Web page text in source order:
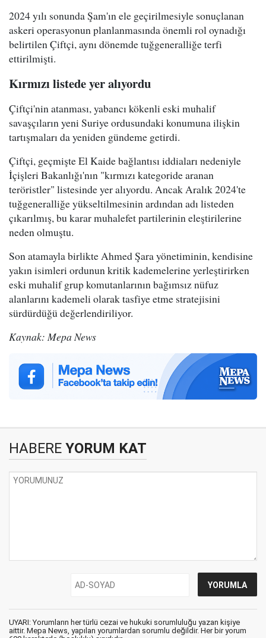
2024 yılı sonunda Şam'ın ele geçirilmesiyle sonuçlanan
askeri operasyonun planlanmasında önemli rol oynadığı
belirtilen Çiftçi, aynı dönemde tuğgeneralliğe terfi
ettirilmişti.
Kırmızı listede yer alıyordu
Çiftçi'nin atanması, yabancı kökenli eski muhalif
savaşçıların yeni Suriye ordusundaki konumuna ilişkin
tartışmaları da yeniden gündeme getirdi.
Çiftçi, geçmişte El Kaide bağlantısı iddiaları nedeniyle
İçişleri Bakanlığı'nın "kırmızı kategoride aranan
teröristler" listesinde yer alıyordu. Ancak Aralık 2024'te
tuğgeneralliğe yükseltilmesinin ardından adı listeden
çıkarılmış, bu karar muhalefet partilerinin eleştirilerine
neden olmuştu.
Son atamayla birlikte Ahmed Şara yönetiminin, kendisine
yakın isimleri ordunun kritik kademelerine yerleştirirken
eski muhalif grup komutanlarının bağımsız nüfuz
alanlarını kademeli olarak tasfiye etme stratejisini
sürdürdüğü değerlendiriliyor.
Kaynak: Mepa News
HABERE YORUM KAT
UYARI: Yorumların her türlü cezai ve hukuki sorumluluğu yazan kişiye
aittir. Mepa News, yapılan yorumlardan sorumlu değildir. Her bir yorum